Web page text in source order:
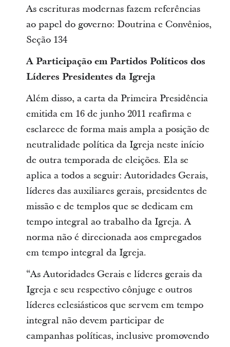
As escrituras modernas fazem referências
ao papel do governo: Doutrina e Convênios,
Seção 134
A Participação em Partidos Políticos dos
Líderes Presidentes da Igreja
Além disso, a carta da Primeira Presidência
emitida em 16 de junho 2011 reafirma e
esclarece de forma mais ampla a posição de
neutralidade política da Igreja neste início
de outra temporada de eleições. Ela se
aplica a todos a seguir: Autoridades Gerais,
líderes das auxiliares gerais, presidentes de
missão e de templos que se dedicam em
tempo integral ao trabalho da Igreja. A
norma não é direcionada aos empregados
em tempo integral da Igreja.
“As Autoridades Gerais e líderes gerais da
Igreja e seu respectivo cônjuge e outros
líderes eclesiásticos que servem em tempo
integral não devem participar de
campanhas políticas, inclusive promovendo